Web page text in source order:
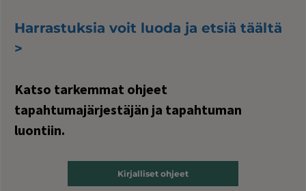
Harrastuksia voit luoda ja etsiä täältä
>
Katso tarkemmat ohjeet
tapahtumajärjestäjän ja tapahtuman
luontiin.
Kirjalliset ohjeet